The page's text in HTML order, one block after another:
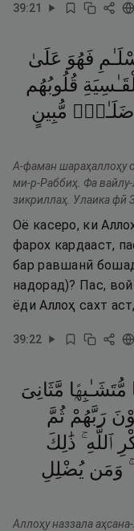
39:21
فَهُوَ عَلَىٰ
قُلُوبُهُم
ضَلَـٰلٍۢ مُّبِينٍ
А-фаман шараҳаллоҳу
ми-р-Раббиҳ. Фа
зикриллаҳ. Улаика фӣ
Оё касеро, ки
фарох кардааст,
бар равшанӣ
надорад)? Пас,
ёди Аллоҳ сахт
39:22
مُّتَشَـٰبِهًۭا مَّثَانِىَ
رَبَّهُمْ ثُمَّ
ٱللَّهِ ۚ ذَٰلِكَ
وَمَن يُضْلِلِ
Аллоҳу наззала